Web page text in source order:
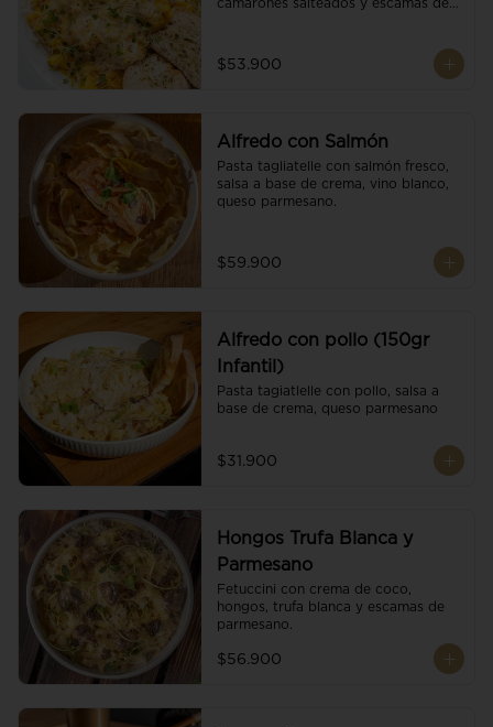
camarones salteados y escamas de
$53.900
Alfredo con Salmón
Pasta tagliatelle con salmón fresco,
salsa a base de crema, vino blanco,
queso parmesano.
$59.900
Alfredo con pollo (150gr
Infantil)
Pasta tagiatlelle con pollo, salsa a
base de crema, queso parmesano
$31.900
Hongos Trufa Blanca y
Parmesano
Fetuccini con crema de coco,
hongos, trufa blanca y escamas de
parmesano.
$56.900